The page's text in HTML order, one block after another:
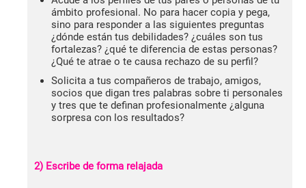
ámbito profesional. No para hacer copia y pega,
sino para responder a las siguientes preguntas
¿dónde están tus debilidades? ¿cuáles son tus
fortalezas? ¿qué te diferencia de estas personas?
¿Qué te atrae o te causa rechazo de su perfil?
Solicita a tus compañeros de trabajo, amigos,
socios que digan tres palabras sobre ti personales
y tres que te definan profesionalmente ¿alguna
sorpresa con los resultados?
2) Escribe de forma relajada